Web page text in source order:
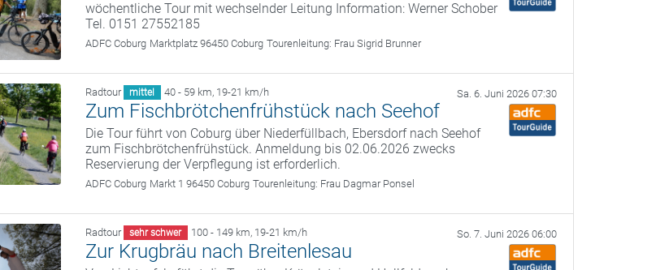
wöchentliche Tour mit wechselnder Leitung Information: Werner Schober
Tel. 0151 27552185
ADFC Coburg Marktplatz 96450 Coburg Tourenleitung: Frau Sigrid Brunner
Radtour mittel 40 - 59 km, 19-21 km/h Sa. 6. Juni 2026 07:30
Zum Fischbrötchenfrühstück nach Seehof
Die Tour führt von Coburg über Niederfüllbach, Ebersdorf nach Seehof
zum Fischbrötchenfrühstück. Anmeldung bis 02.06.2026 zwecks
Reservierung der Verpflegung ist erforderlich.
ADFC Coburg Markt 1 96450 Coburg Tourenleitung: Frau Dagmar Ponsel
Radtour sehr schwer 100 - 149 km, 19-21 km/h So. 7. Juni 2026 06:00
Zur Krugbräu nach Breitenlesau